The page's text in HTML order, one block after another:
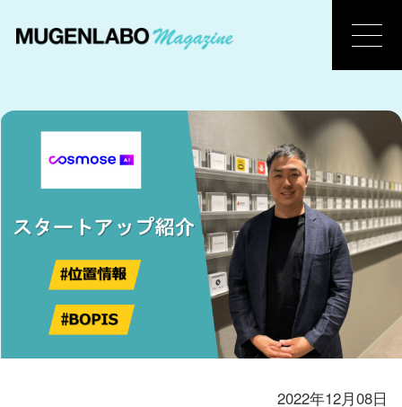
2022年12月08日